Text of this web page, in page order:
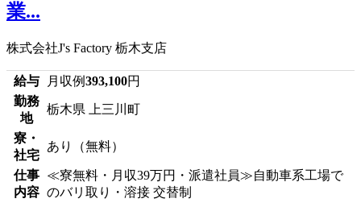
業...
株式会社J's Factory 栃木支店
給与 月収例393,100円
勤務
地
栃木県 上三川町
寮・
社宅
あり（無料）
仕事
内容
≪寮無料・月収39万円・派遣社員≫自動車系工場で
のバリ取り・溶接 交替制